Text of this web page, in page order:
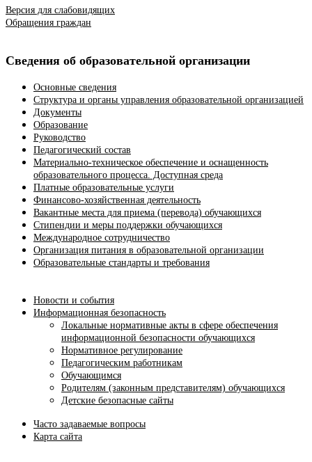
Версия для слабовидящих
Обращения граждан
Сведения об образовательной организации
Основные сведения
Структура и органы управления образовательной организацией
Документы
Образование
Руководство
Педагогический состав
Материально-техническое обеспечение и оснащенность
образовательного процесса. Доступная среда
Платные образовательные услуги
Финансово-хозяйственная деятельность
Вакантные места для приема (перевода) обучающихся
Стипендии и меры поддержки обучающихся
Международное сотрудничество
Организация питания в образовательной организации
Образовательные стандарты и требования
Новости и события
Информационная безопасность
Локальные нормативные акты в сфере обеспечения
информационной безопасности обучающихся
Нормативное регулирование
Педагогическим работникам
Обучающимся
Родителям (законным представителям) обучающихся
Детские безопасные сайты
Часто задаваемые вопросы
Карта сайта